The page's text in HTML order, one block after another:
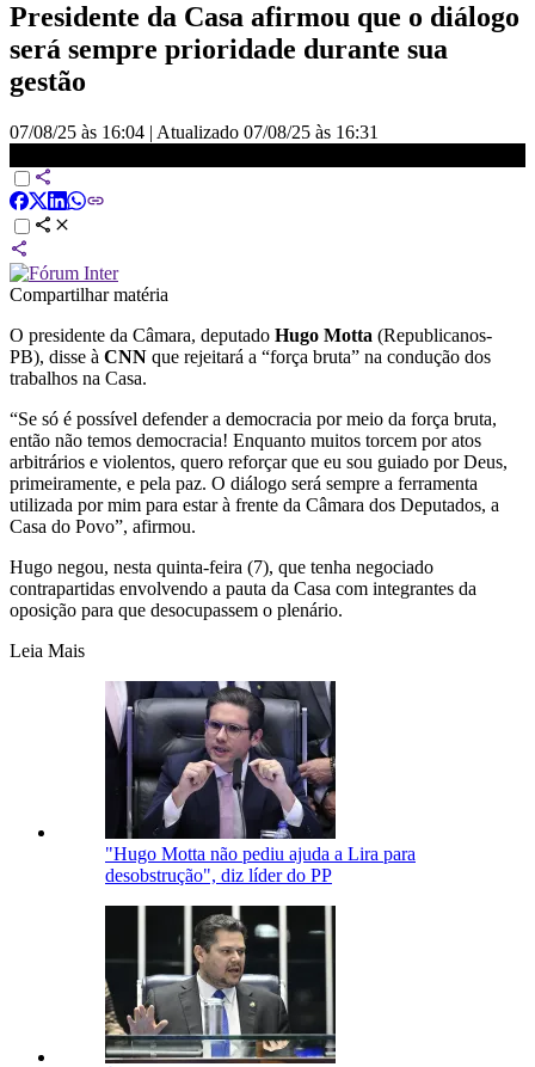
Presidente da Casa afirmou que o diálogo
será sempre prioridade durante sua
gestão
07/08/25 às 16:04 | Atualizado 07/08/25 às 16:31
Compartilhar matéria
O presidente da Câmara, deputado Hugo Motta (Republicanos-
PB), disse à CNN que rejeitará a “força bruta” na condução dos
trabalhos na Casa.
“Se só é possível defender a democracia por meio da força bruta,
então não temos democracia! Enquanto muitos torcem por atos
arbitrários e violentos, quero reforçar que eu sou guiado por Deus,
primeiramente, e pela paz. O diálogo será sempre a ferramenta
utilizada por mim para estar à frente da Câmara dos Deputados, a
Casa do Povo”, afirmou.
Hugo negou, nesta quinta-feira (7), que tenha negociado
contrapartidas envolvendo a pauta da Casa com integrantes da
oposição para que desocupassem o plenário.
Leia Mais
"Hugo Motta não pediu ajuda a Lira para
desobstrução", diz líder do PP